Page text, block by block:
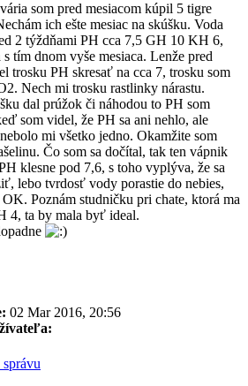
som pred mesiacom kúpil 5 tigre
ich ešte mesiac na skúšku. Voda
2 týždňami PH cca 7,5 GH 10 KH 6,
tím dnom vyše mesiaca. Lenže pred
trosku PH skresať na cca 7, trosku som
Nech mi trosku rastlinky nárastu.
dal prúžok či náhodou to PH som
som videl, že PH sa ani nehlo, ale
mi všetko jedno. Okamžite som
Čo som sa dočítal, tak ten vápnik
klesne pod 7,6, s toho vyplýva, že sa
lebo tvrdosť vody porastie do nebies,
Poznám studničku pri chate, ktorá ma
4, ta by mala byť ideal.
02 Mar 2016, 20:56